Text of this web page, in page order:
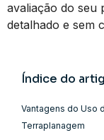
avaliação do
detalhado e sem
Índice do
Vantagens do Uso
Terraplanagem